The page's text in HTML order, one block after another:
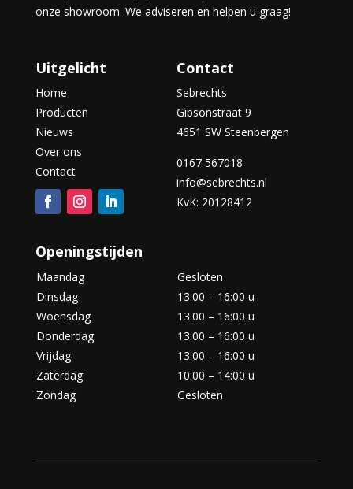
onze showroom. We adviseren en helpen u graag!
Uitgelicht
Home
Producten
Nieuws
Over ons
Contact
Contact
Sebrechts
Gibsonstraat 9
4651 SW Steenbergen
0167 567018
info@sebrechts.nl
KvK: 20128412
Openingstijden
Maandag
Dinsdag
Woensdag
Donderdag
Vrijdag
Zaterdag
Zondag
Gesloten
13:00 – 16:00 u
13:00 – 16:00 u
13:00 – 16:00 u
13:00 – 16:00 u
10:00 – 14:00 u
Gesloten